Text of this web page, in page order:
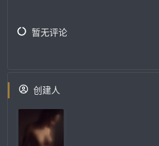
暂无评论
创建人